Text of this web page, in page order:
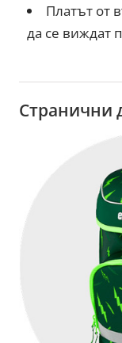
Платът от
да се виждат
Странични